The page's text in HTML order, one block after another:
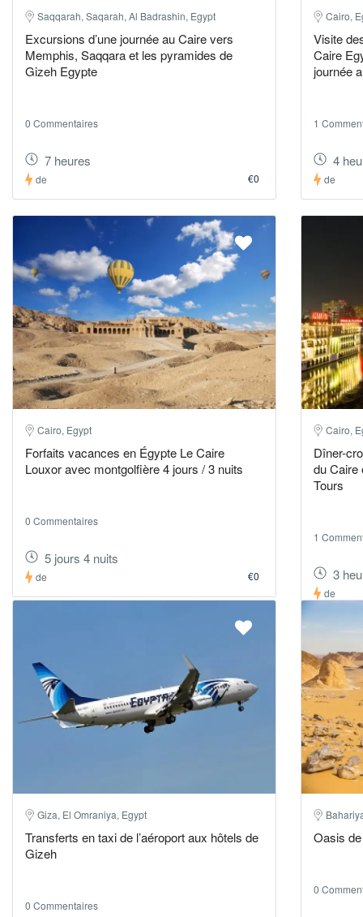
Saqqarah, Saqarah, Al Badrashin, Egypt
Excursions d’une journée au Caire vers
Memphis, Saqqara et les pyramides de
Gizeh Egypte
0 Commentaires
7 heures
de €0
Cairo,
Visite
Caire
journée
1
4
de
Cairo, Egypt
Forfaits vacances en Égypte Le Caire
Louxor avec montgolfière 4 jours / 3 nuits
0 Commentaires
5 jours 4 nuits
de €0
Cairo,
Dîner-
du Caire
Tours
1
3
de
Giza, El Omraniya, Egypt
Transferts en taxi de l’aéroport aux hôtels de
Gizeh
0 Commentaires
Oasis
0